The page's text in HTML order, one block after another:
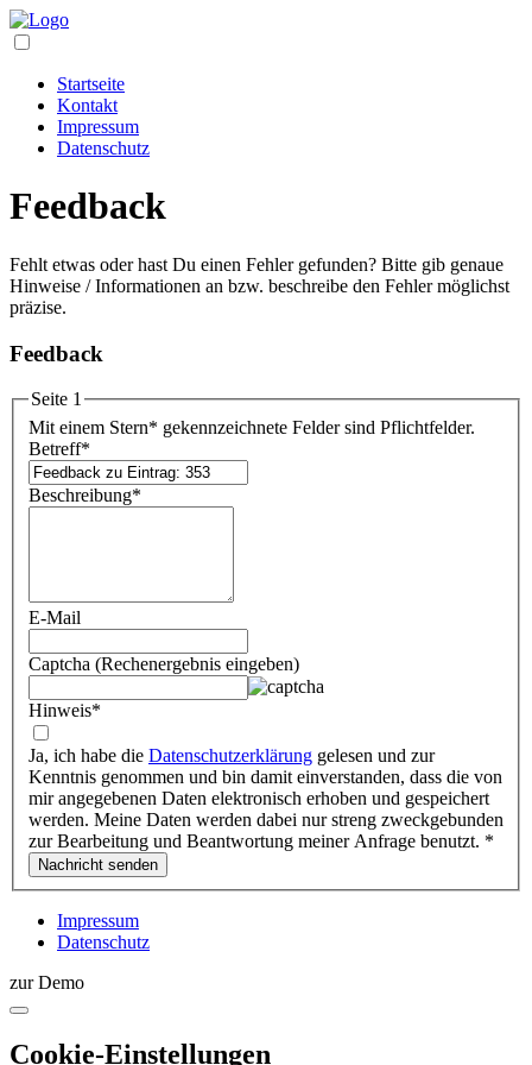
Startseite
Kontakt
Impressum
Datenschutz
Feedback
Fehlt etwas oder hast Du einen Fehler gefunden? Bitte gib genaue
Hinweise / Informationen an bzw. beschreibe den Fehler möglichst
präzise.
Feedback
Seite 1
Mit einem Stern* gekennzeichnete Felder sind Pflichtfelder.
Betreff*
Beschreibung*
E-Mail
Captcha (Rechenergebnis eingeben)
Hinweis*
Ja, ich habe die Datenschutzerklärung gelesen und zur
Kenntnis genommen und bin damit einverstanden, dass die von
mir angegebenen Daten elektronisch erhoben und gespeichert
werden. Meine Daten werden dabei nur streng zweckgebunden
zur Bearbeitung und Beantwortung meiner Anfrage benutzt. *
Impressum
Datenschutz
zur Demo
Cookie-Einstellungen